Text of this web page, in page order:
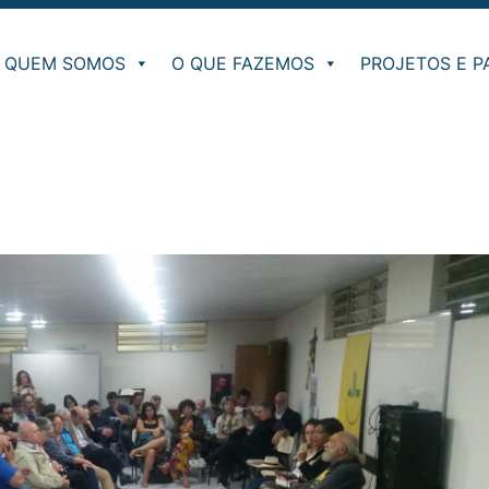
QUEM SOMOS O QUE FAZEMOS PROJETOS E